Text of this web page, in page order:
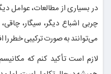
در بسیاری از مطالعات، عوامل
چربی اشباع دیگر، سیگار،
می‌توانند به صورت ترکیبی خطر
لازم است تأکید کنم که